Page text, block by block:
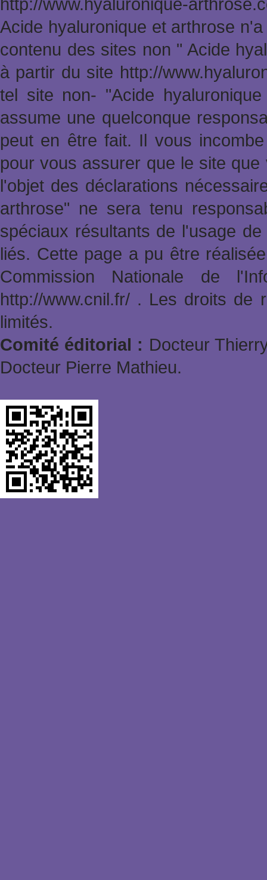
Acide hyaluronique et arthrose
contenu des sites non " Acide
à partir du site http://
tel site non- "Acide
assume une quelconque
peut en être fait. Il vous
pour vous assurer que le site
l'objet des déclarations
arthrose" ne sera tenu
spéciaux résultants de l'usage
liés. Cette page a pu être
Commission Nationale de
http://www.cnil.fr/ . Les droits de
limités.
Comité éditorial : Docteur
Docteur Pierre Mathieu.